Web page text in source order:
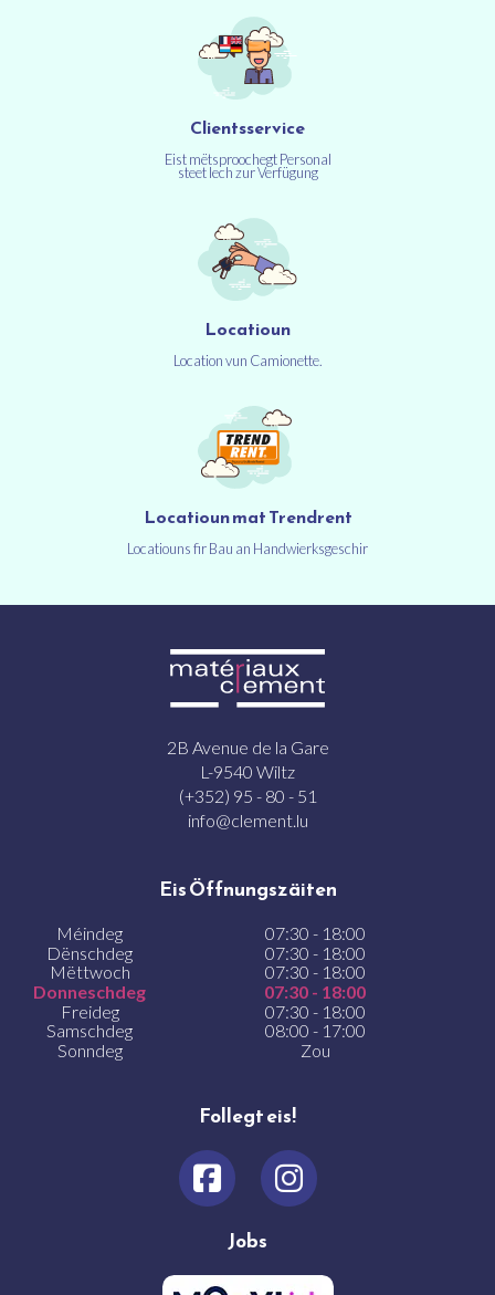
Clientsservice
Eist mëtsproochegt Personal
steet Iech zur Verfügung
Locatioun
Location vun Camionette.
Locatioun mat Trendrent
Locatiouns fir Bau an Handwierksgeschir
2B Avenue de la Gare
L-9540 Wiltz
(+352) 95 - 80 - 51
info@clement.lu
Eis Öffnungszäiten
Méindeg
07:30 - 18:00
Dënschdeg
07:30 - 18:00
Mëttwoch
07:30 - 18:00
Donneschdeg
07:30 - 18:00
Freideg
07:30 - 18:00
Samschdeg
08:00 - 17:00
Sonndeg
Zou
Follegt eis!
Jobs